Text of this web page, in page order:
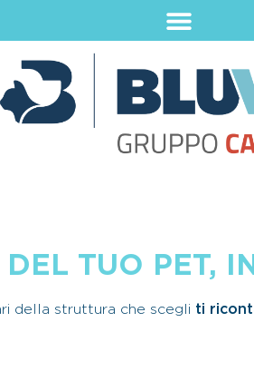
TUO PET,
della struttura che scegli ti